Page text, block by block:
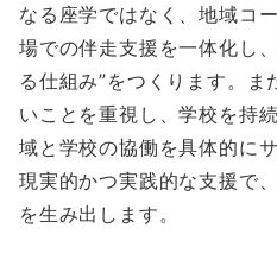
なる座学ではなく、地域コ
場での伴走支援を一体化し
る仕組み”をつくります。
いことを重視し、学校を持
域と学校の協働を具体的に
現実的かつ実践的な支援で
を生み出します。